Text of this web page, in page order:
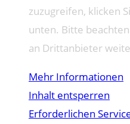
zuzugreifen, klicken
unten. Bitte
an Drittanbieter
Mehr Informationen
Inhalt entsperren
Erforderlichen